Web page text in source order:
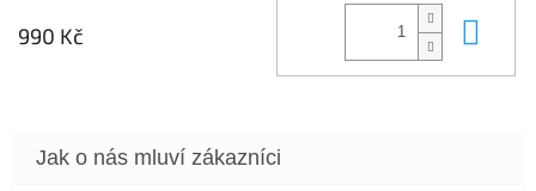
990 Kč